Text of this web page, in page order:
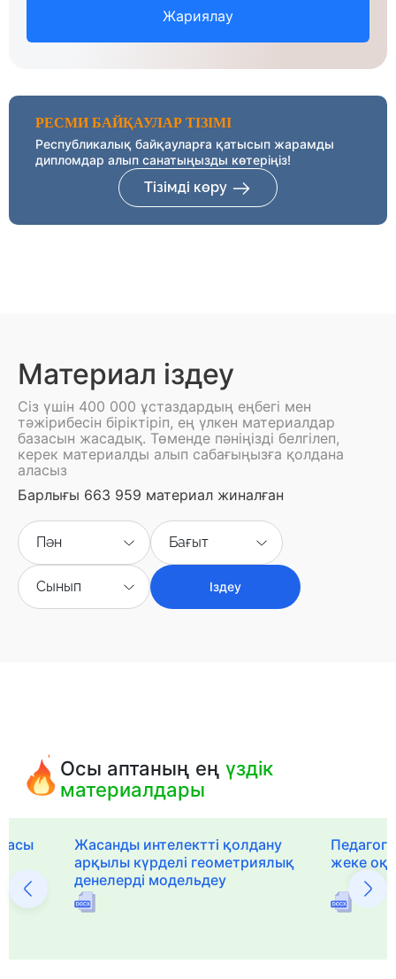
Жариялау
РЕСМИ БАЙҚАУЛАР ТІЗІМІ
Республикалық байқауларға қатысып жарамды
дипломдар алып санатыңызды көтеріңіз!
Тізімді көру
Материал іздеу
Сіз үшін 400 000 ұстаздардың еңбегі мен
тәжірибесін біріктіріп, ең үлкен материалдар
базасын жасадық. Төменде пәніңізді белгілеп,
керек материалды алып сабағыңызға қолдана
аласыз
Барлығы 663 959 материал жиналған
Пән Бағыт
Сынып Іздеу
Осы аптаның еңүздік
материалдары
Жасанды интелектті қолдану
арқылы күрделі геометриялық
денелерді модельдеу
жеке